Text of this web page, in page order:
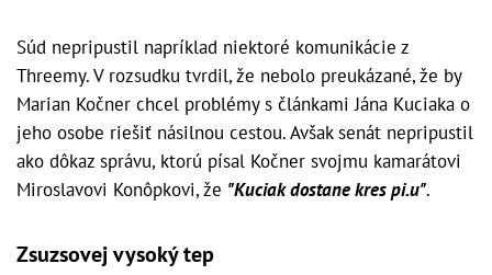
Súd nepripustil napríklad niektoré komunikácie z
Threemy. V rozsudku tvrdil, že nebolo preukázané, že by
Marian Kočner chcel problémy s článkami Jána Kuciaka o
jeho osobe riešiť násilnou cestou. Avšak senát nepripustil
ako dôkaz správu, ktorú písal Kočner svojmu kamarátovi
Miroslavovi Konôpkovi, že "Kuciak dostane kres pi.u".
Zsuzsovej vysoký tep